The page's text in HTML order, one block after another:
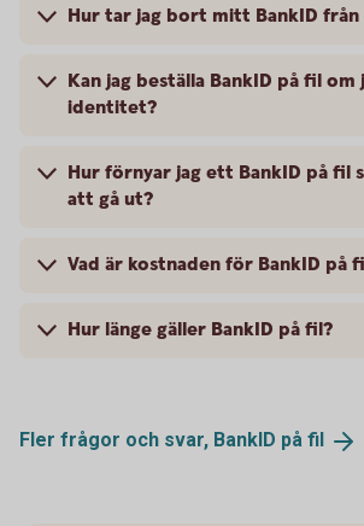
Hur tar jag bort mitt BankID
Kan jag beställa BankID på fil om
identitet?
Hur förnyar jag ett BankID på fil
att gå ut?
Vad är kostnaden för BankID på
Hur länge gäller BankID på fil?
Fler frågor och svar, BankID på fil